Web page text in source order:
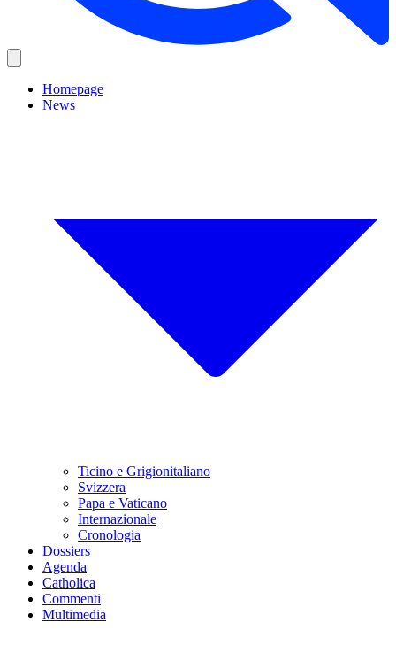
Homepage
News
Ticino e Grigionitaliano
Svizzera
Papa e Vaticano
Internazionale
Cronologia
Dossiers
Agenda
Catholica
Commenti
Multimedia